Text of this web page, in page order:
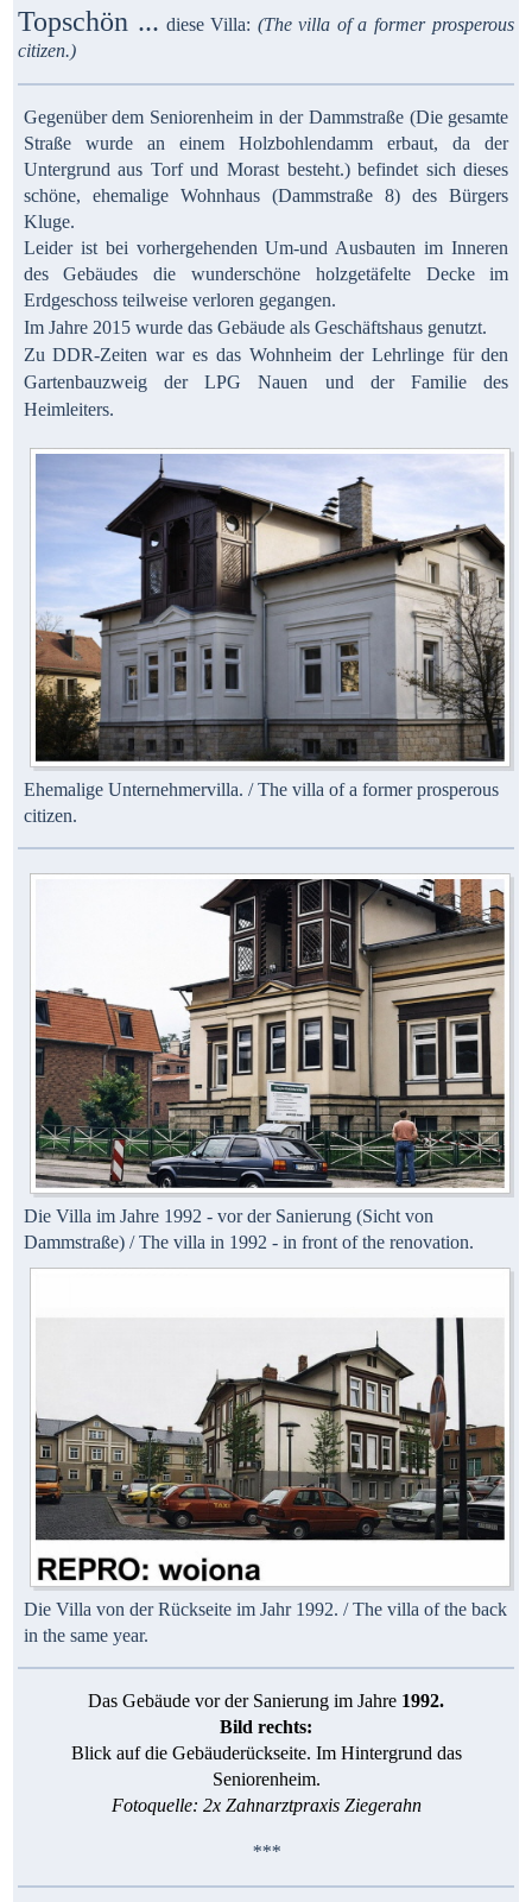
Topschön ... diese Villa: (The villa of a former prosperous
citizen.)
Gegenüber dem Seniorenheim in der Dammstraße (Die gesamte
Straße wurde an einem Holzbohlendamm erbaut, da der
Untergrund aus Torf und Morast besteht.) befindet sich dieses
schöne, ehemalige Wohnhaus (Dammstraße 8) des Bürgers
Kluge.
Leider ist bei vorhergehenden Um-und Ausbauten im Inneren
des Gebäudes die wunderschöne holzgetäfelte Decke im
Erdgeschoss teilweise verloren gegangen.
Im Jahre 2015 wurde das Gebäude als Geschäftshaus genutzt.
Zu DDR-Zeiten war es das Wohnheim der Lehrlinge für den
Gartenbauzweig der LPG Nauen und der Familie des
Heimleiters.
Ehemalige Unternehmervilla. / The villa of a former prosperous
citizen.
Die Villa im Jahre 1992 - vor der Sanierung (Sicht von
Dammstraße) / The villa in 1992 - in front of the renovation.
Die Villa von der Rückseite im Jahr 1992. / The villa of the back
in the same year.
Das Gebäude vor der Sanierung im Jahre 1992.
Bild rechts:
Blick auf die Gebäuderückseite. Im Hintergrund das
Seniorenheim.
Fotoquelle: 2x Zahnarztpraxis Ziegerahn
***